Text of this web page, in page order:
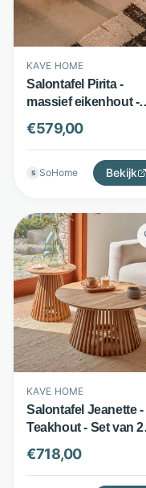
KAVE HOME
Salontafel Pirita -
massief eikenhout -
organisch design -
zwart - Kave Home
€579,00
S SoHome Bekijk
KAVE HOME
Salontafel Jeanette -
Teakhout - Set van 2
stuks - Naturel - Kave
Home
€718,00